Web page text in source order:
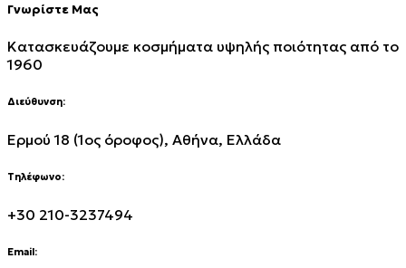
Γνωρίστε Μας
Κατασκευάζουμε κοσμήματα υψηλής ποιότητας από το
1960
Διεύθυνση:
Ερμού 18 (1ος όροφος), Αθήνα, Ελλάδα
Τηλέφωνο:
+30 210-3237494
Email: